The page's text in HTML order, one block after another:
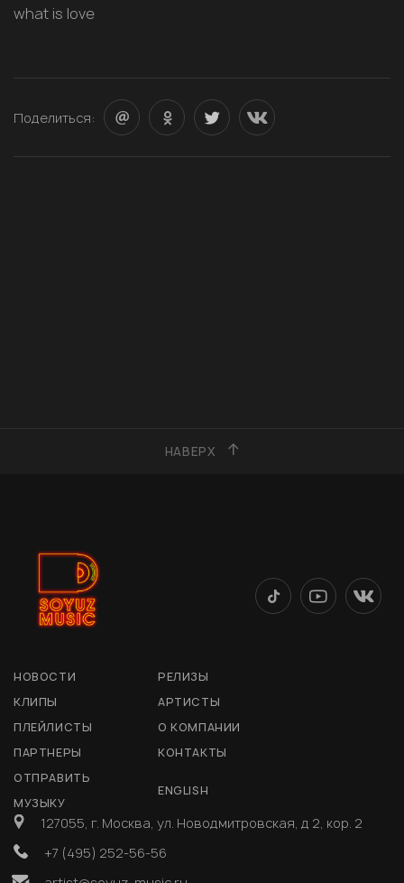
what is love
Поделиться:
НАВЕРХ
НОВОСТИ
РЕЛИЗЫ
КЛИПЫ
АРТИСТЫ
ПЛЕЙЛИСТЫ
О КОМПАНИИ
ПАРТНЕРЫ
КОНТАКТЫ
ОТПРАВИТЬ
МУЗЫКУ
ENGLISH
127055, г. Москва, ул. Новодмитровская, д 2, кор. 2
+7 (495) 252-56-56